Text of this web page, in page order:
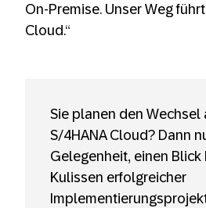
On-Premise. Unser Weg
Cloud.“
Sie planen den Wechsel
S/4HANA Cloud? Dann
Gelegenheit, einen Blick
Kulissen erfolgreicher